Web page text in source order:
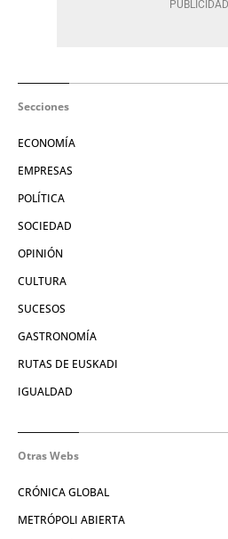
Secciones
ECONOMÍA
EMPRESAS
POLÍTICA
SOCIEDAD
OPINIÓN
CULTURA
SUCESOS
GASTRONOMÍA
RUTAS DE EUSKADI
IGUALDAD
Otras Webs
CRÓNICA GLOBAL
METRÓPOLI ABIERTA